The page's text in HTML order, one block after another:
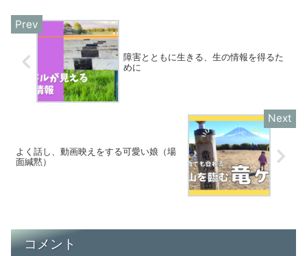
障害とともに生きる、生の情報を得るた
めに
よく話し、動画映えをする可愛い娘（場
面緘黙）
コメント